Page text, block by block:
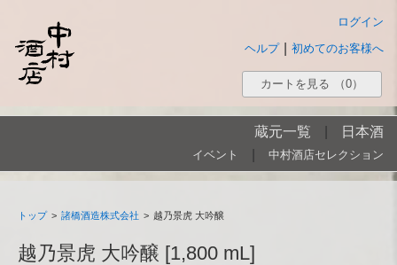
ログイン
初めてのお客様へ
ヘルプ
カートを見る （0）
蔵元一覧 日本酒
イベント 中村酒店セレクション
トップ > 諸橋酒造株式会社 > 越乃景虎 大吟醸
越乃景虎 大吟醸 [1,800 mL]